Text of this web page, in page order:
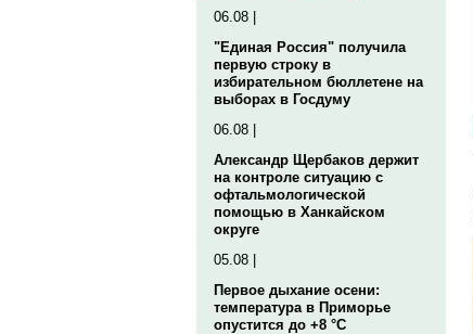
06.08 |
"Единая Россия" получила
первую строку в
избирательном бюллетене на
выборах в Госдуму
06.08 |
Александр Щербаков держит
на контроле ситуацию с
офтальмологической
помощью в Ханкайском
округе
05.08 |
Первое дыхание осени:
температура в Приморье
опустится до +8 °C